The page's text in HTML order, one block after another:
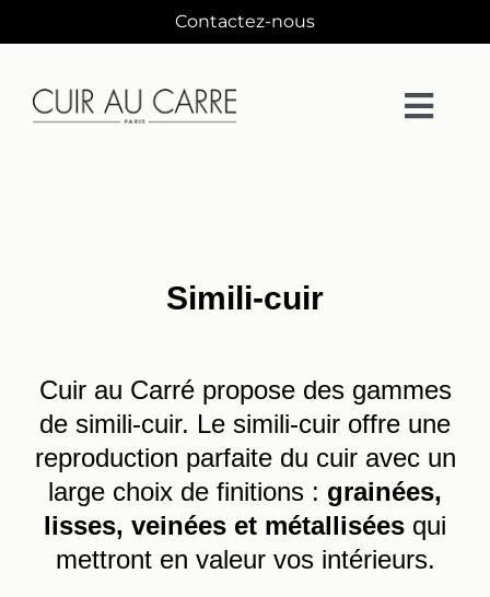
Contactez-nous
Collaborations
Designers
Réalisations
Simili-cuir
Cuir au Carré propose des gammes
de simili-cuir. Le simili-cuir offre une
reproduction parfaite du cuir avec un
large choix de finitions : grainées,
lisses, veinées et métallisées qui
mettront en valeur vos intérieurs.